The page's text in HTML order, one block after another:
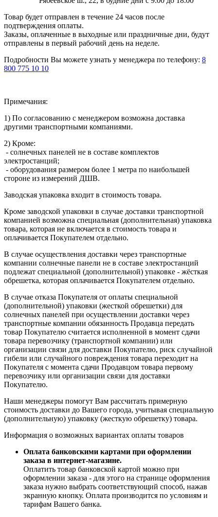
Товар будет отправлен в течение 24 часов после
подтверждения оплаты.
Заказы, оплаченные в выходные или праздничные дни, будут
отправлены в первый рабочий день на неделе.
Подробности Вы можете узнать у менеджера по телефону: 8
800 775 10 10
Примечания:
1) По согласованию с менеджером возможна доставка
другими транспортными компаниями.
2) Кроме:
- солнечных панелей не в составе комплектов
электростанций;
- оборудования размером более 1 метра по наибольшей
стороне из измерений ДШВ.
Заводская упаковка входит в стоимость товара.
Кроме заводской упаковки в случае доставки транспортной
компанией возможна специальная (дополнительная) упаковка
товара, которая не включается в стоимость товара и
оплачивается Покупателем отдельно.
В случае осуществления доставки через транспортные
компании солнечные панели не в составе электростанций
подлежат специальной (дополнительной) упаковке - жёсткая
обрешетка, которая оплачивается Покупателем отдельно.
В случае отказа Покупателя от оплаты специальной
(дополнительной) упаковки (жесткой обрешетки) для
солнечных панелей при осуществлении доставки через
транспортные компании обязанность Продавца передать
товар Покупателю считается исполненной в момент сдачи
товара перевозчику (транспортной компании) или
организации связи для доставки Покупателю, риск случайной
гибели или случайного повреждения товара переходит на
Покупателя с момента сдачи Продавцом товара первому
перевозчику или организации связи для доставки
Покупателю.
Наши менеджеры помогут Вам рассчитать примерную
стоимость доставки до Вашего города, учитывая специальную
(дополнительную) упаковку (жесткую обрешетку) товара.
Информация о возможных вариантах оплаты товаров
Оплата банковскими картами при оформлении
заказа в интернет-магазине.
Оплатить товар банковской картой можно при
оформлении заказа - для этого на странице оформления
заказа нужно выбрать соответствующий способ, нажав
экранную кнопку. Оплата производится по условиям и
тарифам Вашего банка.